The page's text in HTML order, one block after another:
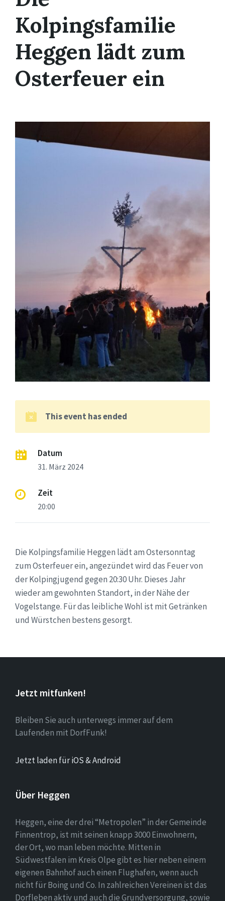
Kolpingsfamilie
Heggen lädt zum
Osterfeuer ein
This event has ended
Datum
31. März 2024
Zeit
20:00
Die Kolpingsfamilie Heggen lädt am Ostersonntag
zum Osterfeuer ein, angezündet wird das Feuer von
der Kolpingjugend gegen 20:30 Uhr. Dieses Jahr
wieder am gewohnten Standort, in der Nähe der
Vogelstange. Für das leibliche Wohl ist mit Getränken
und Würstchen bestens gesorgt.
Jetzt mitfunken!
Bleiben Sie auch unterwegs immer auf dem
Laufenden mit DorfFunk!
Jetzt laden für iOS & Android
Über Heggen
Heggen, eine der drei “Metropolen” in der Gemeinde
Finnentrop, ist mit seinen knapp 3000 Einwohnern,
der Ort, wo man leben möchte. Mitten in
Südwestfalen im Kreis Olpe gibt es hier neben einem
eigenen Bahnhof auch einen Flughafen, wenn auch
nicht für Boing und Co. In zahlreichen Vereinen ist das
Dorfleben aktiv und auch die Grundversorgung, sowie